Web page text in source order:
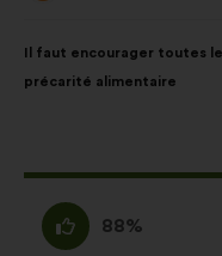
i
förslaget:
Il faut encourager toutes
précarité alimentaire
på:
Jag
håller
88%